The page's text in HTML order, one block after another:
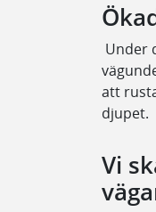
Under
att
djupet.
Vi